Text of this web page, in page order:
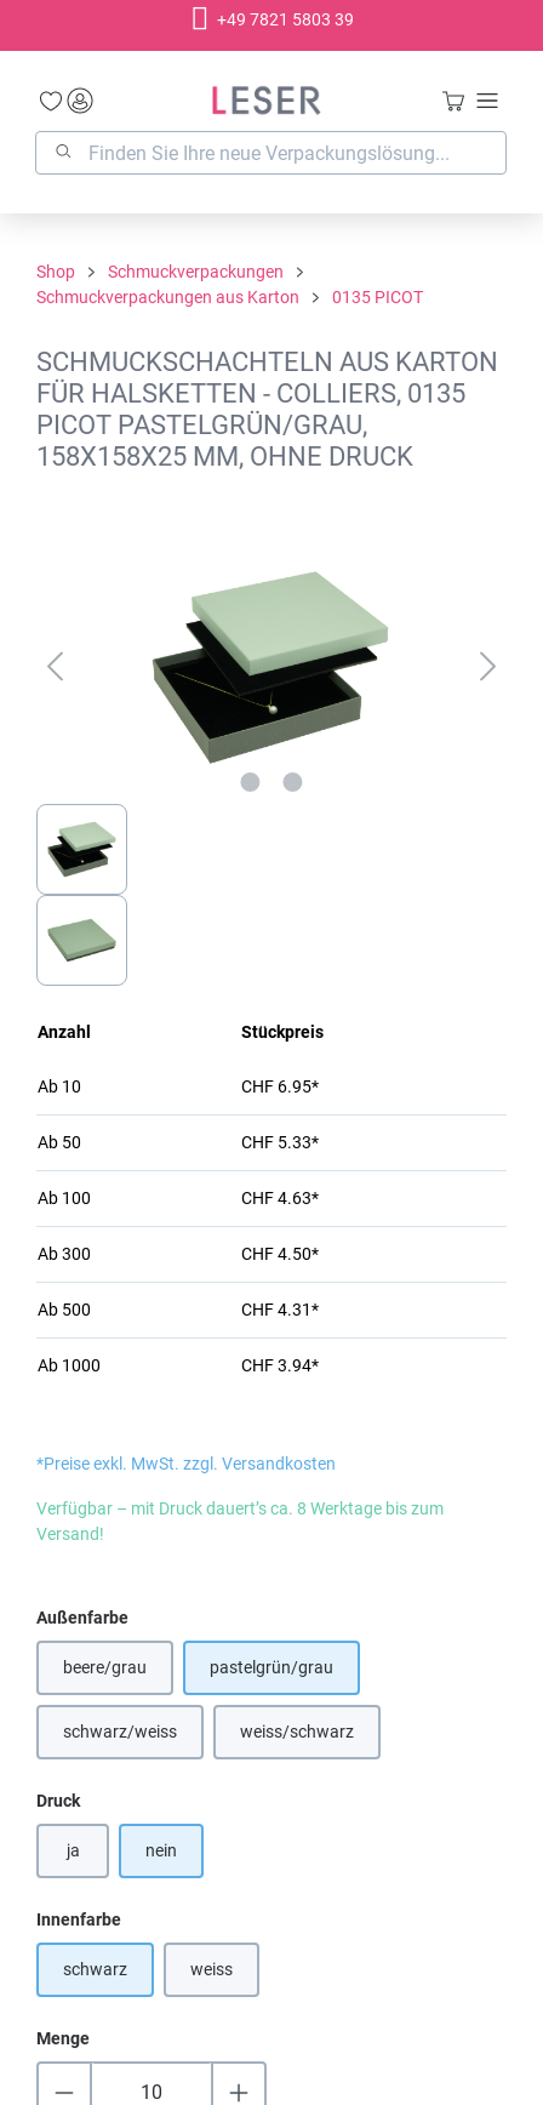
+49 7821 5803 39
Shop
Schmuckverpackungen
Schmuckverpackungen aus Karton
0135 PICOT
SCHMUCKSCHACHTELN AUS KARTON
FÜR HALSKETTEN - COLLIERS, 0135
PICOT PASTELGRÜN/GRAU,
158X158X25 MM, OHNE DRUCK
Anzahl Stückpreis
Ab 10 CHF 6.95*
Ab 50 CHF 5.33*
Ab 100 CHF 4.63*
Ab300 CHF 4.50*
Ab 500 CHF 4.31*
Ab 1000 CHF 3.94*
*Preise exkl. MwSt. zzgl. Versandkosten
Verfügbar – mit Druck dauert’s ca. 8 Werktage bis zum
Versand!
Außenfarbeauswählen
beere/grau pastelgrün/grau
schwarz/weiss(Diese Option ist zurzeit nicht verfügbar.)
weiss/schwarz
Druckauswählen
ja nein
Innenfarbeauswählen
schwarz weiss(Diese Option ist zurzeit nicht verfügbar.)
Menge